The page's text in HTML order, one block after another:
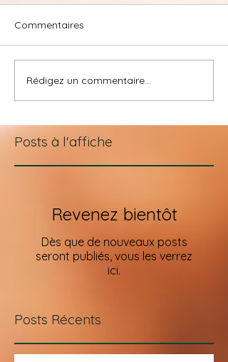
Rituels Massages :
Spécial Noël 2024
Commentaires
Rédigez un commentaire...
Posts à l'affiche
Revenez bientôt
Dès que de nouveaux posts
seront publiés, vous les verrez
ici.
Posts Récents